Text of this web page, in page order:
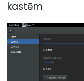
kastēm